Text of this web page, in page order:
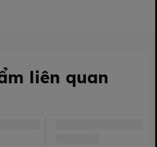
có mai, có càng...)
liên quan